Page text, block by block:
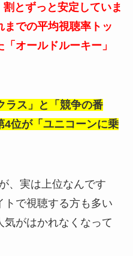
とずっと安定していま
での平均視聴率トッ
オールドルーキー」
ラス」と「競争の番
4位が「ユニコーンに乗
、実は上位なんです
トで視聴する方も多い
がはかれなくなって